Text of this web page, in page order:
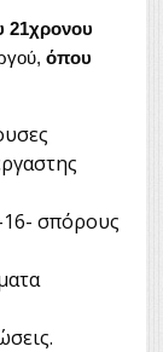
21χρονου
όπου
16- σπόρους